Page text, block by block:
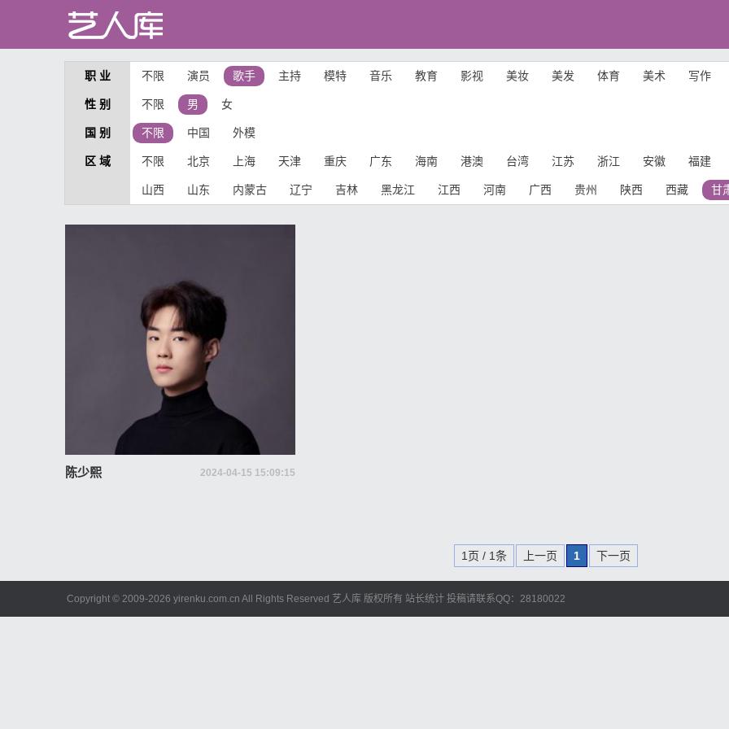
职 业 不限 演员 歌手 主持 模特 音乐 教育 影视 美妆 美发 体育 美术 写作
性 别 不限 男 女
国 别 不限 中国 外模
区 域 不限 北京 上海 天津 重庆 广东 海南 港澳 台湾 江苏 浙江 安徽 福建
山西 山东 内蒙古 辽宁 吉林 黑龙江 江西 河南 广西 贵州 陕西 西藏 甘
陈少熙 2024-04-15 15:09:15
1页 / 1条 上一页 1 下一页
Copyright © 2009-2026 yirenku.com.cn All Rights Reserved 艺人库 版权所有 站长统计 投稿请联系QQ：28180022